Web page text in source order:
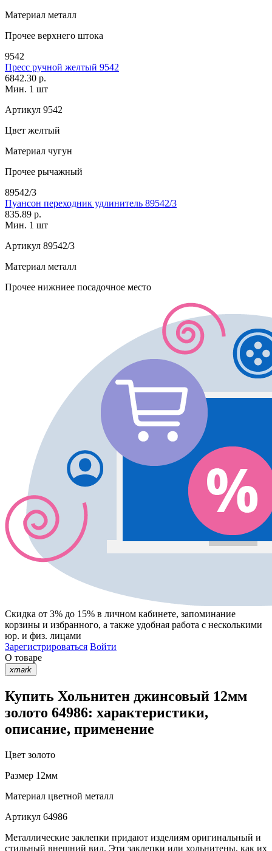
Материал металл
Прочее верхнего штока
9542
Пресс ручной желтый 9542
6842.30 р.
Мин. 1 шт
Артикул 9542
Цвет желтый
Материал чугун
Прочее рычажный
89542/3
Пуансон переходник удлинитель 89542/3
835.89 р.
Мин. 1 шт
Артикул 89542/3
Материал металл
Прочее нижниее посадочное место
Скидка от 3% до 15% в личном кабинете, запоминание
корзины и избранного, а также удобная работа с несколькими
юр. и физ. лицами
Зарегистрироваться Войти
О товаре
xmark
Купить Хольнитен джинсовый 12мм
золото 64986: характеристики,
описание, применение
Цвет золото
Размер 12мм
Материал цветной металл
Артикул 64986
Металлические заклепки придают изделиям оригинальный и
стильный внешний вид. Эти заклепки или хольнитены, как их